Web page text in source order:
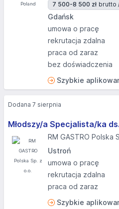
7 500-8 500 zł brutto
Gdańsk
umowa o pracę
rekrutacja zdalna
praca od zaraz
bez doświadczenia
Szybkie
Młodszy/a Specjalista/ka
RM GASTRO Polska
Ustroń
umowa o pracę
rekrutacja zdalna
praca od zaraz
Szybkie
Dodana 7 sierpnia